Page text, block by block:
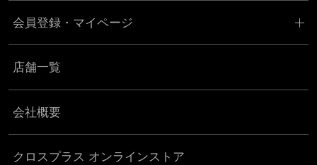
会員登録・マイページ
店舗一覧
会社概要
クロスプラス オンラインストア